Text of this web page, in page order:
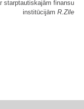
starptautiskajām finansu
institūcijām R.Zīle